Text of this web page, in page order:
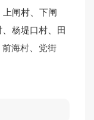
上闸村
下闸
杨堤口村
田
前海村
党街